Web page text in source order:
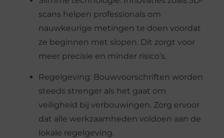
scans helpen professionals om
nauwkeurige metingen te doen voordat
ze beginnen met slopen. Dit zorgt voor
meer precisie en minder risico’s.
Regelgeving: Bouwvoorschriften worden
steeds strenger als het gaat om
veiligheid bij verbouwingen. Zorg ervoor
dat alle werkzaamheden voldoen aan de
lokale regelgeving.